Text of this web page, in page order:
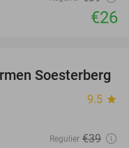
€26
29%
Soesterberg
9.5 star
Regulier €39